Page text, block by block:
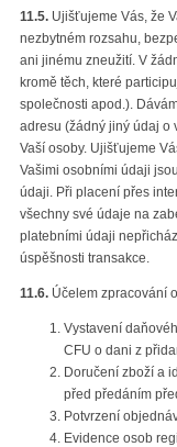
11.5. Ujišťujeme Vás, že
nezbytném rozsahu,
ani jinému zneužití. V
kromě těch, které
společnosti apod.).
adresu (žádný jiný údaj o
Vaší osoby. Ujišťujeme
Vašimi osobními údaji
údaji. Při placení přes
všechny své údaje na
platebními údaji
úspěšnosti transakce.
11.6. Účelem zpracování
Vystavení
CFU o dani z
Doručení zboží a
před předáním
Potvrzení
Evidence osob